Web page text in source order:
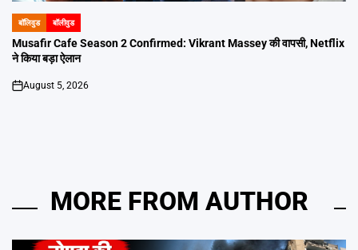
POSTED
IN
बॉलिवुड बॉलीवुड
Musafir Cafe Season 2 Confirmed: Vikrant Massey की वापसी, Netflix
ने किया बड़ा ऐलान
on
August 5, 2026
MORE FROM AUTHOR